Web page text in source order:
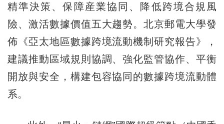
精準決策、保障産業協同、降低跨境合規風
險、激活數據價值五大趨勢。北京郵電大學發
佈《亞太地區數據跨境流動機制研究報告》，
建議推動區域規則協調、強化監管協作、平衡
開放與安全，構建包容協同的數據跨境流動體
系。